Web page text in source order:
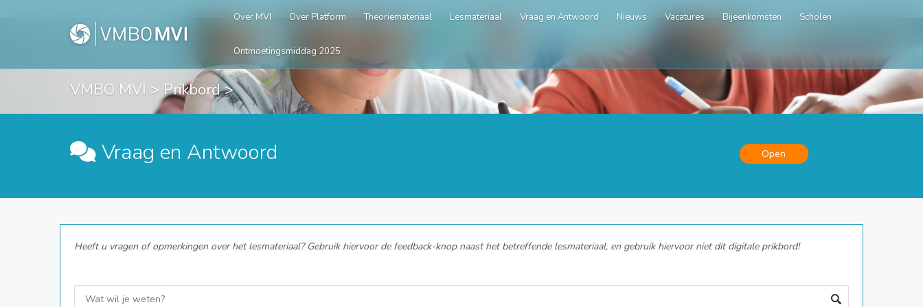
Over MVI Over Platform Theoriemateriaal Lesmateriaal Vraag en Antwoord Nieuws Vacatures Bijeenkomsten Scholen
Ontmoetingsmiddag 2025
VMBO MVI > Prikbord>
Vraag en Antwoord Open
Heeft u vragen of opmerkingen over het lesmateriaal? Gebruik hiervoor de feedback-knop naast het betreffende lesmateriaal, en gebruik hiervoor niet dit digitale prikbord!